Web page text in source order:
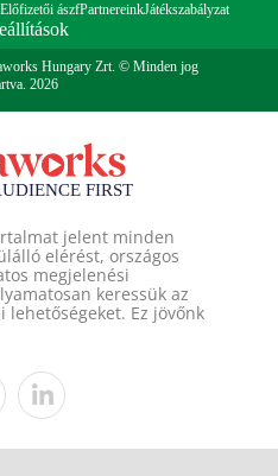
Előfizetői ászfPartnereinkJátékszabályzat
Hungary Zrt. © Minden jog
2026
jelent minden
elérést, országos
megjelenési
keressük az
Ez jövőnk